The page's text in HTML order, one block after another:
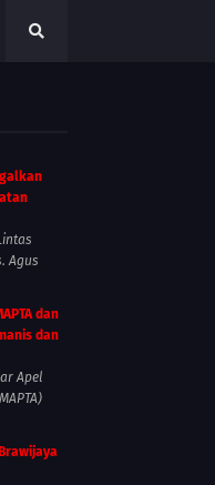
Agus
dan
dan
Apel